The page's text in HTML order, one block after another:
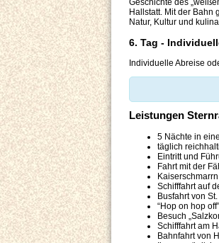
Geschichte des
Hallstatt. Mit der Bahn
Natur, Kultur und
6. Tag -
Individuelle Abreise
Leistungen
5 Nächte in
täglich
Eintritt und
Fahrt mit der
Schifffahrt auf
Busfahrt von
“Hop on hop
Besuch
Schifffahrt am
Bahnfahrt von